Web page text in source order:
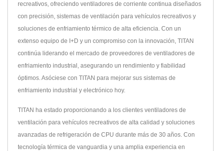
recreativos, ofreciendo ventiladores de corriente continua diseñados
con precisión, sistemas de ventilación para vehículos recreativos y
soluciones de enfriamiento térmico de alta eficiencia. Con un
extenso equipo de I+D y un compromiso con la innovación, TITAN
continúa liderando el mercado de proveedores de ventiladores de
enfriamiento industrial, asegurando un rendimiento y fiabilidad
óptimos. Asóciese con TITAN para mejorar sus sistemas de
enfriamiento industrial y electrónico hoy.
TITAN ha estado proporcionando a los clientes ventiladores de
ventilación para vehículos recreativos de alta calidad y soluciones
avanzadas de refrigeración de CPU durante más de 30 años. Con
tecnología térmica de vanguardia y una amplia experiencia en